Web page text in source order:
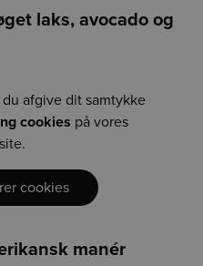
laks, avocado og
afgive dit samtykke
cookies på vores
cookies
manér